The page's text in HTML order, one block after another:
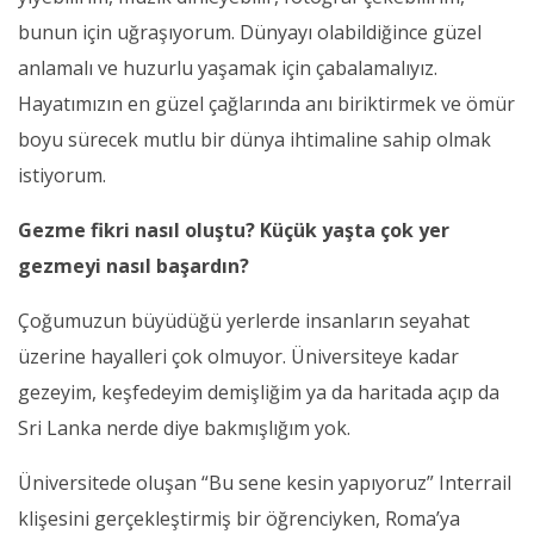
bunun için uğraşıyorum. Dünyayı olabildiğince güzel
anlamalı ve huzurlu yaşamak için çabalamalıyız.
Hayatımızın en güzel çağlarında anı biriktirmek ve ömür
boyu sürecek mutlu bir dünya ihtimaline sahip olmak
istiyorum.
Gezme fikri nasıl oluştu? Küçük yaşta çok yer
gezmeyi nasıl başardın?
Çoğumuzun büyüdüğü yerlerde insanların seyahat
üzerine hayalleri çok olmuyor. Üniversiteye kadar
gezeyim, keşfedeyim demişliğim ya da haritada açıp da
Sri Lanka nerde diye bakmışlığım yok.
Üniversitede oluşan “Bu sene kesin yapıyoruz” Interrail
klişesini gerçekleştirmiş bir öğrenciyken, Roma’ya